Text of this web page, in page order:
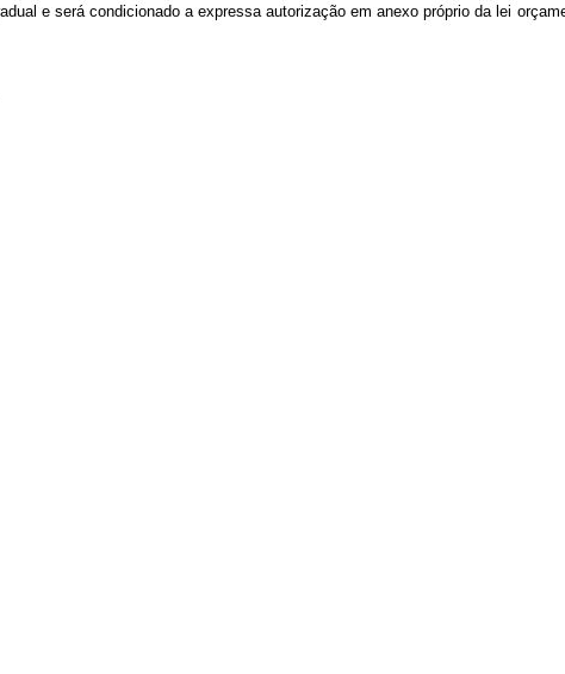
e será condicionado a expressa autorização em anexo próprio da lei